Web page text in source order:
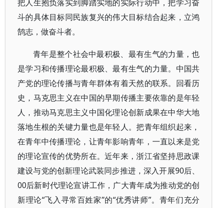
把人生抱负落实到脚踏实地的实际行动中，把学习奋
斗的具体目标同民族复兴的伟大目标结合起来，立鸿
鹄志，做奋斗者。
青年是整个社会中最积极、最有生气的力量，也
是学习和传播理论最积极、最有生气的力量。中国共
产党的理论传播与青年群体有着天然的联系。回看历
史，马克思主义在中国的早期传播主要依靠的是年轻
人，推动马克思主义中国化理论创新成果在中华大地
落地生根的关键力量也是年轻人。把青年组织起来，
在青年中传播理论，让青年影响青年，一直以来是党
的理论宣传的优势所在。近年来，浙江省坚持思政课
建设与党的创新理论武装同步推进，深入开展90后、
00后新时代理论宣讲工作，广大青年成为推动党的创
新理论“飞入寻常百姓家”的“优秀讲师”。青年们充分